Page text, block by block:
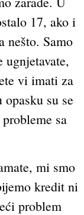
17, ako i
nešto. Samo
ugnjetavate,
vi imati za
su se
sa
mi smo
kredit ni
problem